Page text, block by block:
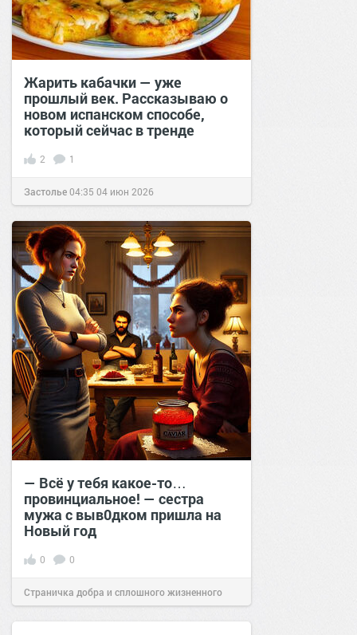
Жарить кабачки — уже
прошлый век. Рассказываю о
новом испанском способе,
который сейчас в тренде
2 1
Застолье04:35 04 июн 2026
— Всё у тебя какое-то…
провинциальное! — сестра
мужа с выв0дком пришла на
Новый год
0 0
Страничка добра и сплошного жизненного
позитива! 18:20 01 фев 2025